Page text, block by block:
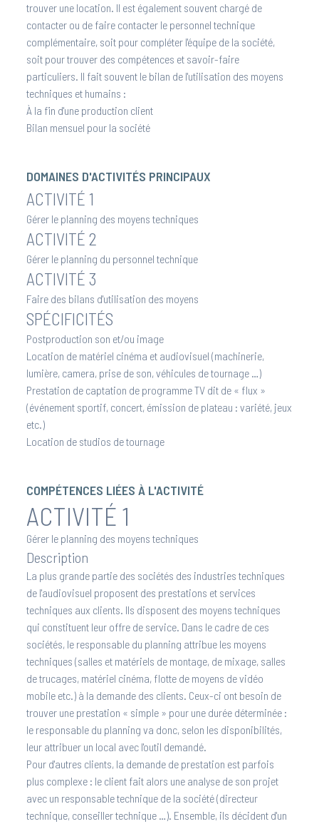
trouver une location. Il est également souvent chargé de
contacter ou de faire contacter le personnel technique
complémentaire, soit pour compléter l'équipe de la société,
soit pour trouver des compétences et savoir-faire
particuliers. Il fait souvent le bilan de l'utilisation des moyens
techniques et humains :
À la fin d'une production client
Bilan mensuel pour la société
DOMAINES D'ACTIVITÉS PRINCIPAUX
ACTIVITÉ 1
Gérer le planning des moyens techniques
ACTIVITÉ 2
Gérer le planning du personnel technique
ACTIVITÉ 3
Faire des bilans d'utilisation des moyens
SPÉCIFICITÉS
Postproduction son et/ou image
Location de matériel cinéma et audiovisuel (machinerie,
lumière, camera, prise de son, véhicules de tournage …)
Prestation de captation de programme TV dit de « flux »
(événement sportif, concert, émission de plateau : variété, jeux
etc.)
Location de studios de tournage
COMPÉTENCES LIÉES À L'ACTIVITÉ
ACTIVITÉ 1
Gérer le planning des moyens techniques
Description
La plus grande partie des sociétés des industries techniques
de l'audiovisuel proposent des prestations et services
techniques aux clients. Ils disposent des moyens techniques
qui constituent leur offre de service. Dans le cadre de ces
sociétés, le responsable du planning attribue les moyens
techniques (salles et matériels de montage, de mixage, salles
de trucages, matériel cinéma, flotte de moyens de vidéo
mobile etc.) à la demande des clients. Ceux-ci ont besoin de
trouver une prestation « simple » pour une durée déterminée :
le responsable du planning va donc, selon les disponibilités,
leur attribuer un local avec l'outil demandé.
Pour d'autres clients, la demande de prestation est parfois
plus complexe : le client fait alors une analyse de son projet
avec un responsable technique de la société (directeur
technique, conseiller technique …). Ensemble, ils décident d'un